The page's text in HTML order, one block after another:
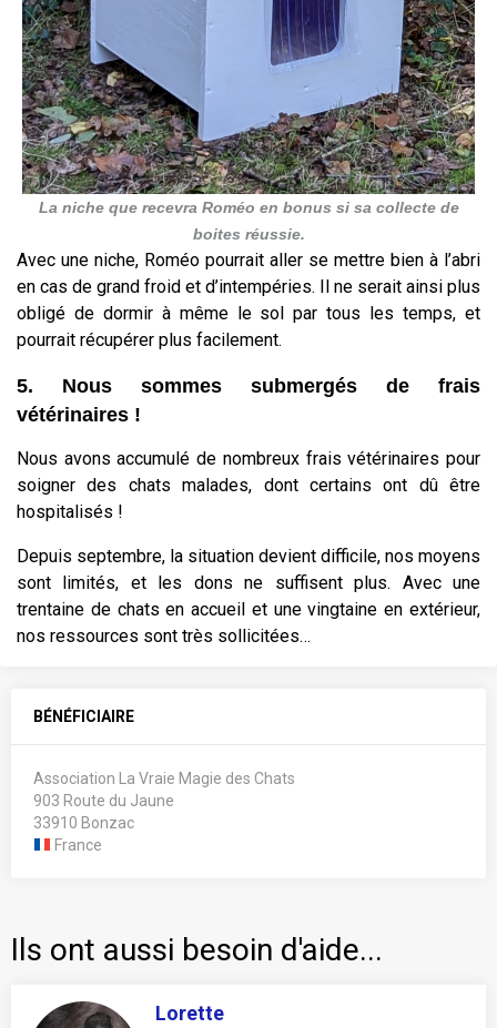
La niche que recevra Roméo en bonus si sa collecte de
boites réussie.
Avec une niche, Roméo pourrait aller se mettre bien à l’abri
en cas de grand froid et d’intempéries. Il ne serait ainsi plus
obligé de dormir à même le sol par tous les temps, et
pourrait récupérer plus facilement.
5. Nous sommes submergés de frais
vétérinaires !
Nous avons accumulé de nombreux frais vétérinaires pour
soigner des chats malades, dont certains ont dû être
hospitalisés !
Depuis septembre, la situation devient difficile, nos moyens
sont limités, et les dons ne suffisent plus. Avec une
trentaine de chats en accueil et une vingtaine en extérieur,
nos ressources sont très sollicitées…
BÉNÉFICIAIRE
Association La Vraie Magie des Chats
903 Route du Jaune
33910 Bonzac
France
Ils ont aussi besoin d'aide...
Lorette